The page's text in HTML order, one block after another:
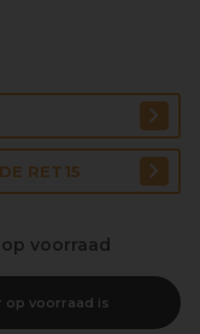
RET15
voorraad
op voorraad is